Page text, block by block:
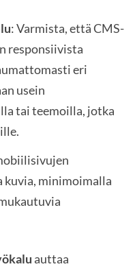
: Varmista, että CMS-
responsiivista
eri
usein
tai teemoilla, jotka
kuvia, minimoimalla
auttaa